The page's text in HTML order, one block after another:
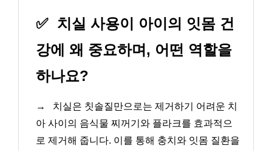
✅ 치실 사용이 아이의 잇몸 건
강에 왜 중요하며, 어떤 역할을
하나요?
→
치실은 칫솔질만으로는 제거하기 어려운 치
아 사이의 음식물 찌꺼기와 플라크를 효과적으
로 제거해 줍니다. 이를 통해 충치와 잇몸 질환을